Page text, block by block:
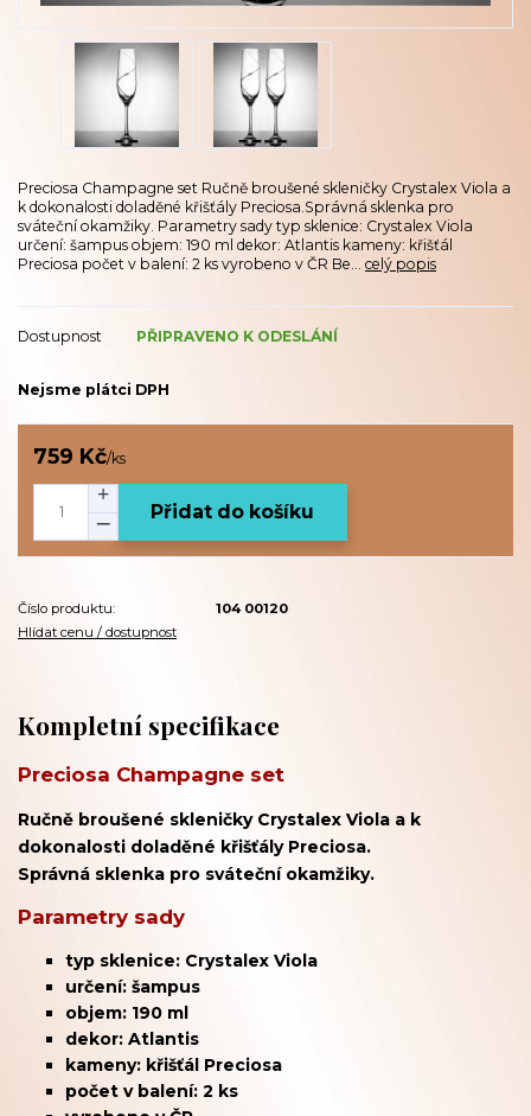
Preciosa Champagne set Ručně broušené skleničky Crystalex Viola a
k dokonalosti doladěné křišťály Preciosa.Správná sklenka pro
sváteční okamžiky. Parametry sady typ sklenice: Crystalex Viola
určení: šampus objem: 190 ml dekor: Atlantis kameny: křišťál
Preciosa počet v balení: 2 ks vyrobeno v ČR Be... celý popis
Dostupnost PŘIPRAVENO K ODESLÁNÍ
Nejsme plátci DPH
759 Kč/ks
Přidat do košíku
Číslo produktu:
104 00120
Hlídat cenu / dostupnost
Kompletní specifikace
Preciosa Champagne set
Ručně broušené skleničky Crystalex Viola a k
dokonalosti doladěné křišťály Preciosa.
Správná sklenka pro sváteční okamžiky.
Parametry sady
typ sklenice: Crystalex Viola
určení: šampus
objem: 190 ml
dekor: Atlantis
kameny: křišťál Preciosa
počet v balení: 2 ks